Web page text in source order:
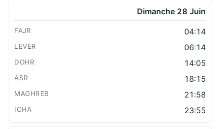
Dimanche 28 Juin
04:14
06:14
14:05
18:15
21:58
23:55